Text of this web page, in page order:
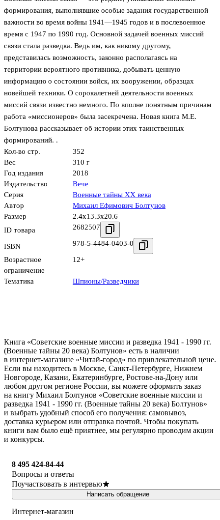
формирования, выполнявшие особые задания государственной
важности во время войны 1941—1945 годов и в послевоенное
время с 1947 по 1990 год. Основной задачей военных миссий
связи стала разведка. Ведь им, как никому другому,
представилась возможность, законно располагаясь на
территории вероятного противника, добывать ценную
информацию о состоянии войск, их вооружении, образцах
новейшей техники. О сорокалетней деятельности военных
миссий связи известно немного. По вполне понятным причинам
работа «миссионеров» была засекречена. Новая книга М.Е.
Болтунова рассказывает об истории этих таинственных
формирований. .
Кол-во стр.
352
Вес
310 г
Год издания
2018
Издательство
Вече
Серия
Военные тайны ХХ века
Автор
Михаил Ефимович Болтунов
Размер
2.4x13.3x20.6
ID товара
2682507
ISBN 978-5-4484-0403-0
Возрастное
ограничение
12+
Тематика Шпионы/Разведчики
Книга «Советские военные миссии и разведка 1941 - 1990 гг.
(Военные тайны 20 века) Болтунов» есть в наличии
в интернет-магазине «Читай-город» по привлекательной цене.
Если вы находитесь в Москве, Санкт-Петербурге, Нижнем
Новгороде, Казани, Екатеринбурге, Ростове-на-Дону или
любом другом регионе России, вы можете оформить заказ
на книгу Михаил Болтунов «Советские военные миссии и
разведка 1941 - 1990 гг. (Военные тайны 20 века) Болтунов»
и выбрать удобный способ его получения: самовывоз,
доставка курьером или отправка почтой. Чтобы покупать
книги вам было ещё приятнее, мы регулярно проводим акции
и конкурсы.
8 495 424-84-44
Вопросы и ответы
Поучаствовать в интервью
Написать обращение
Интернет-магазин